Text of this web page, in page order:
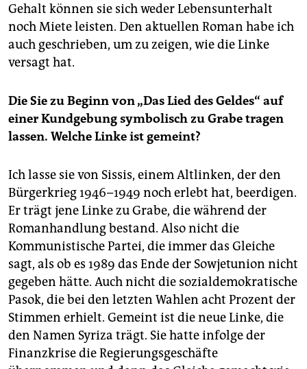
Gehalt können sie sich weder Lebensunterhalt
noch Miete leisten. Den aktuellen Roman habe ich
auch geschrieben, um zu zeigen, wie die Linke
versagt hat.
Die Sie zu Beginn von „Das Lied des Geldes“ auf
einer Kundgebung symbolisch zu Grabe tragen
lassen. Welche Linke ist gemeint?
Ich lasse sie von Sissis, einem Altlinken, der den
Bürgerkrieg 1946–1949 noch erlebt hat, beerdigen.
Er trägt jene Linke zu Grabe, die während der
Romanhandlung bestand. Also nicht die
Kommunistische Partei, die immer das Gleiche
sagt, als ob es 1989 das Ende der Sowjetunion nicht
gegeben hätte. Auch nicht die sozialdemokratische
Pasok, die bei den letzten Wahlen acht Prozent der
Stimmen erhielt. Gemeint ist die neue Linke, die
den Namen Syriza trägt. Sie hatte infolge der
Finanzkrise die Regierungsgeschäfte